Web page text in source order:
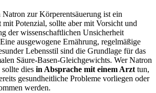
zur Körperentsäuerung ist ein
mit Potenzial, sollte aber mit Vorsicht und
der wissenschaftlichen Unsicherheit
ausgewogene Ernährung, regelmäßige
Lebensstil sind die Grundlage für das
Säure-Basen-Gleichgewichts. Wer Natron
dies in Absprache mit einem Arzt tun,
gesundheitliche Probleme vorliegen oder
werden.